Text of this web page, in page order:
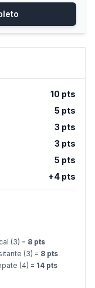
10 pts
5 pts
3 pts
3 pts
5 pts
+4 pts
(3) = 8 pts
(3) = 8 pts
(4) = 14 pts